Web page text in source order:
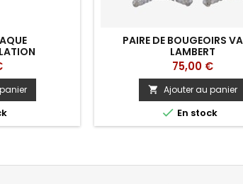
PAIRE DE BOUGEOIRS
LAMBERT
Prix
75,00 €
 Ajouter au panier
 En stock